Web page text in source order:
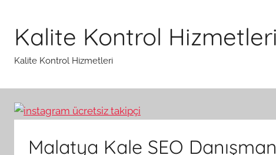
Kalite Kontrol Hizmetleri
Kalite Kontrol Hizmetleri
Malatya Kale SEO